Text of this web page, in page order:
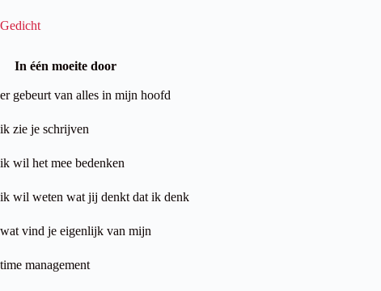
Gedicht
In één moeite door
er gebeurt van alles in mijn hoofd
ik zie je schrijven
ik wil het mee bedenken
ik wil weten wat jij denkt dat ik denk
wat vind je eigenlijk van mijn
time management